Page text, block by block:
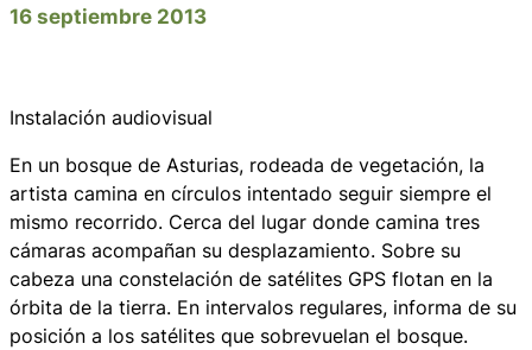
16 septiembre 2013
Instalación audiovisual
En un bosque de Asturias, rodeada de vegetación, la
artista camina en círculos intentado seguir siempre el
mismo recorrido. Cerca del lugar donde camina tres
cámaras acompañan su desplazamiento. Sobre su
cabeza una constelación de satélites GPS flotan en la
órbita de la tierra. En intervalos regulares, informa de su
posición a los satélites que sobrevuelan el bosque.